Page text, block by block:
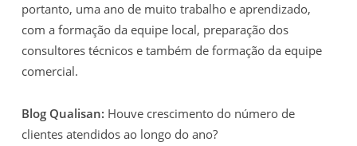
portanto, uma ano de muito trabalho e aprendizado,
com a formação da equipe local, preparação dos
consultores técnicos e também de formação da equipe
comercial.
Blog Qualisan: Houve crescimento do número de
clientes atendidos ao longo do ano?